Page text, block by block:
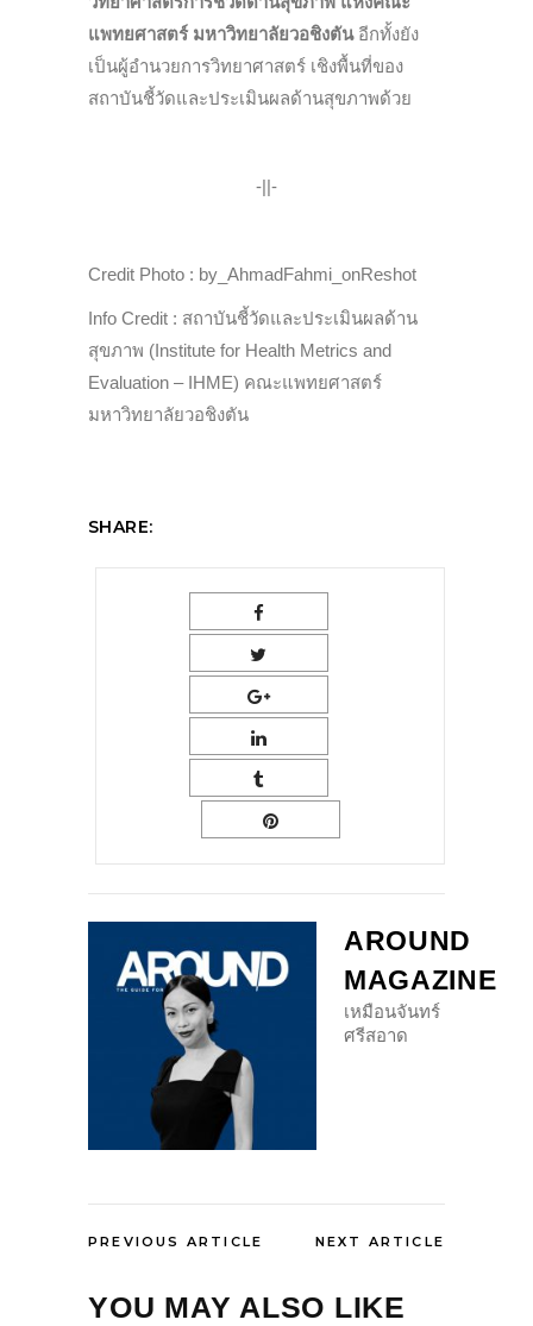
แพทยศาสตร์ มหาวิทยาลัยวอชิงตันอีกทั้งยัง
เป็นผู้อำนวยการวิทยาศาสตร์ เชิงพื้นที่ของ
สถาบันชี้วัดและประเมินผลด้านสุขภาพด้วย
-||-
Credit Photo : by_AhmadFahmi_onReshot
Info Credit : สถาบันชี้วัดและประเมินผลด้าน
สุขภาพ (Institute for Health Metrics and
Evaluation – IHME) คณะแพทยศาสตร์
มหาวิทยาลัยวอชิงตัน
SHARE:
AROUND
MAGAZINE
เหมือนจันทร์
ศรีสอาด
PREVIOUS ARTICLE NEXT ARTICLE
YOU MAY ALSO LIKE